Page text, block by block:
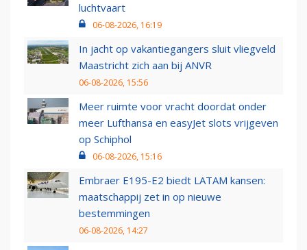
luchtvaart
06-08-2026, 16:19
In jacht op vakantiegangers sluit vliegveld
Maastricht zich aan bij ANVR
06-08-2026, 15:56
Meer ruimte voor vracht doordat onder
meer Lufthansa en easyJet slots vrijgeven
op Schiphol
06-08-2026, 15:16
Embraer E195-E2 biedt LATAM kansen:
maatschappij zet in op nieuwe
bestemmingen
06-08-2026, 14:27